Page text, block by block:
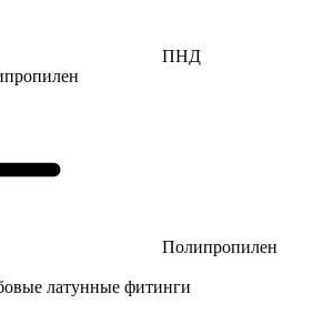
ПНД
Полипропилен
латунные фитинги